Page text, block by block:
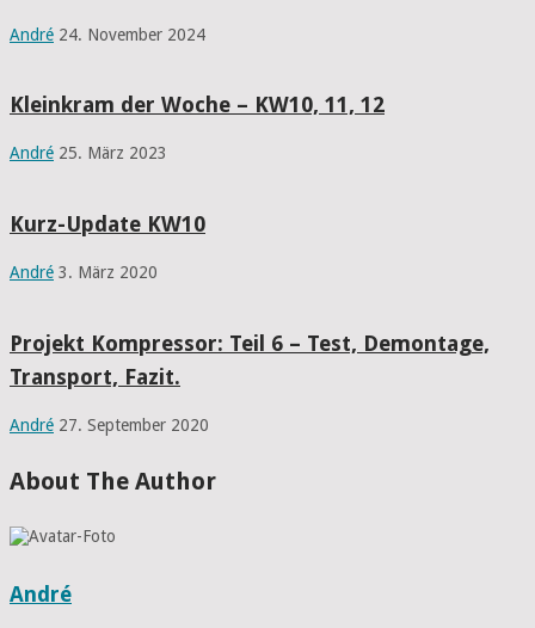
André 24. November 2024
Kleinkram der Woche – KW10, 11, 12
André 25. März 2023
Kurz-Update KW10
André 3. März 2020
Projekt Kompressor: Teil 6 – Test, Demontage,
Transport, Fazit.
André 27. September 2020
About The Author
André